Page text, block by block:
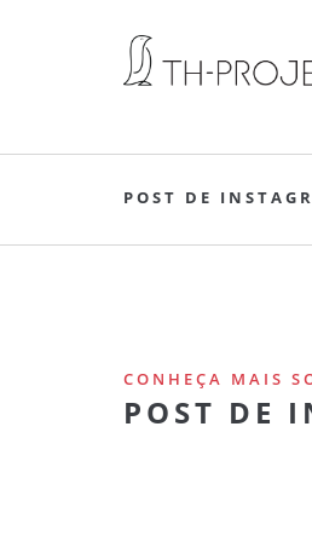
POST DE
CONHEÇA MAIS
POST DE